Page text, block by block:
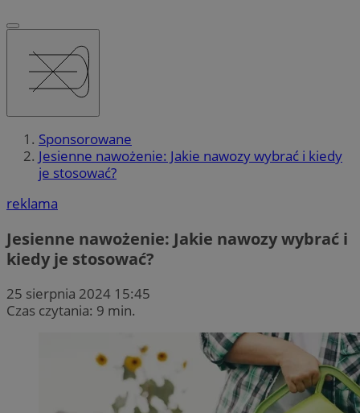
Sponsorowane
Jesienne nawożenie: Jakie nawozy wybrać i kiedy
je stosować?
reklama
Jesienne nawożenie: Jakie nawozy wybrać i
kiedy je stosować?
25 sierpnia 2024 15:45
Czas czytania: 9 min.